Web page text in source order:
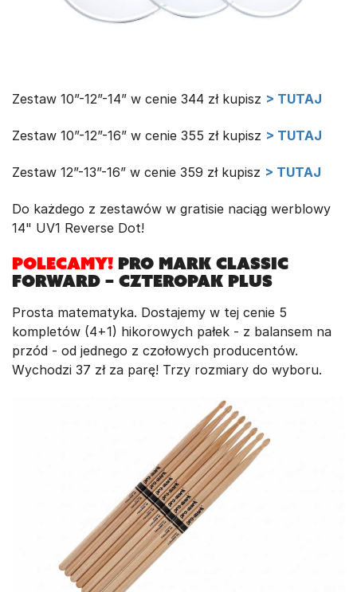
Zestaw 10”-12”-14” w cenie 344 zł kupisz > TUTAJ
Zestaw 10”-12”-16” w cenie 355 zł kupisz > TUTAJ
Zestaw 12”-13”-16” w cenie 359 zł kupisz > TUTAJ
Do każdego z zestawów w gratisie naciąg werblowy
14" UV1 Reverse Dot!
POLECAMY! Pro Mark Classic
Forward – czteropak plus
Prosta matematyka. Dostajemy w tej cenie 5
kompletów (4+1) hikorowych pałek - z balansem na
przód - od jednego z czołowych producentów.
Wychodzi 37 zł za parę! Trzy rozmiary do wyboru.